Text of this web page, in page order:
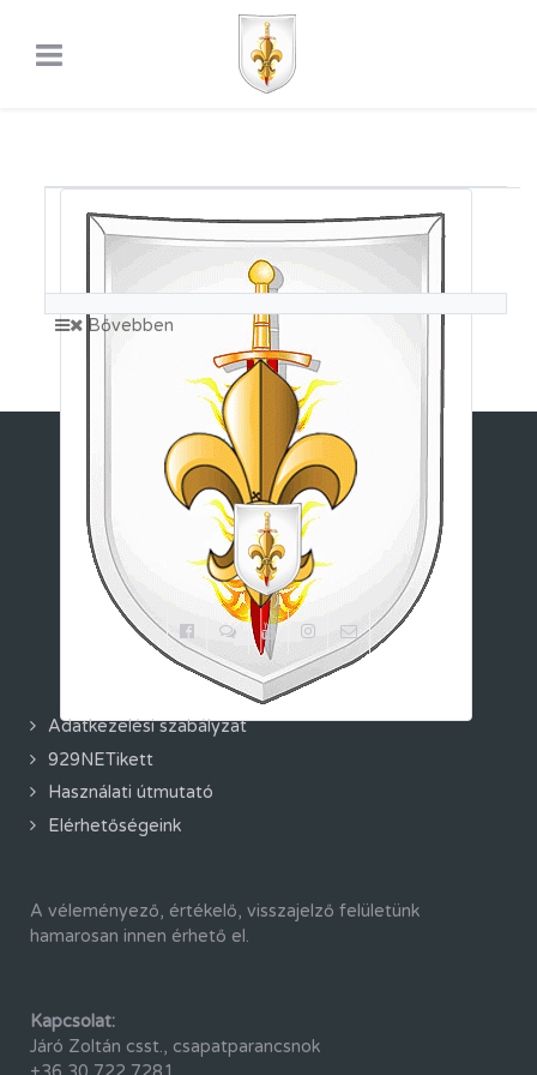
Operatív csoportok
Approval 10 Users
Bővebben
Adatkezelési szabályzat
929NETikett
Használati útmutató
Elérhetőségeink
A véleményező, értékelő, visszajelző felületünk
hamarosan innen érhető el.
Kapcsolat:
Járó Zoltán csst., csapatparancsnok